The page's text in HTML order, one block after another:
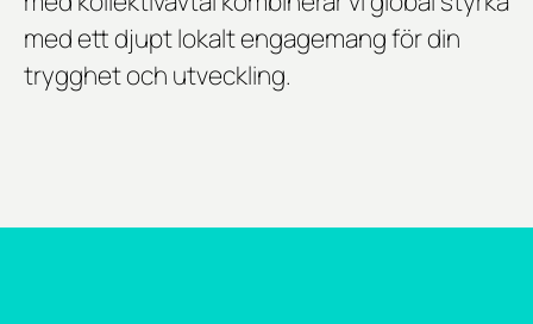
med ett djupt lokalt engagemang för din
trygghet och utveckling.